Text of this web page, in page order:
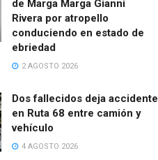
de Marga Marga Gianni
Rivera por atropello
conduciendo en estado de
ebriedad
2 AGOSTO 2026
Dos fallecidos deja accidente
en Ruta 68 entre camión y
vehículo
4 AGOSTO 2026